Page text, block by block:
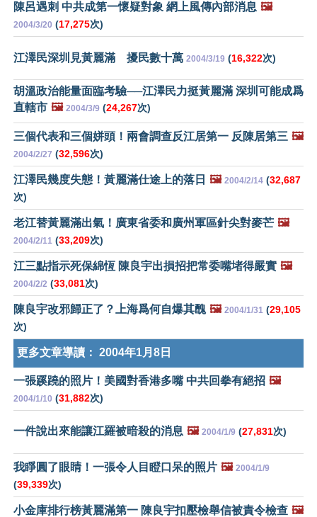
陳呂遇刺 中共成第一懷疑對象 網上風傳內部消息 🖼️
2004/3/20 (17,275次)
江澤民深圳見黃麗滿 擾民數十萬 2004/3/19 (16,322次)
胡溫政治能量面臨考驗──江澤民力挺黃麗滿 深圳可能成爲
直轄市 🖼️ 2004/3/9 (24,267次)
三個代表和三個姘頭！兩會調查反江居第一 反陳居第三 🖼️
2004/2/27 (32,596次)
江澤民幾度失態！黃麗滿仕途上的落日 🖼️ 2004/2/14 (32,687
次)
老江替黃麗滿出氣！廣東省委和廣州軍區針尖對麥芒 🖼️
2004/2/11 (33,209次)
江三點指示死保綿恆 陳良宇出損招把常委嘴堵得嚴實 🖼️
2004/2/2 (33,081次)
陳良宇改邪歸正了？上海爲何自爆其醜 🖼️ 2004/1/31 (29,105
次)
更多文章導讀： 2004年1月8日
一張蹊蹺的照片！美國對香港多嘴 中共回拳有絕招 🖼️
2004/1/10 (31,882次)
一件說出來能讓江羅被暗殺的消息 🖼️ 2004/1/9 (27,831次)
我睜圓了眼睛！一張令人目瞪口呆的照片 🖼️ 2004/1/9
(39,339次)
小金庫排行榜黃麗滿第一 陳良宇扣壓檢舉信被責令檢查 🖼️